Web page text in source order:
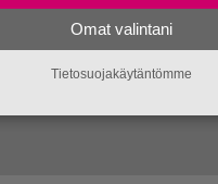
Omat valintani
Tietosuojakäytäntömme